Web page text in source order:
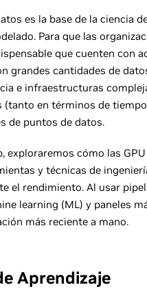
es la base de la ciencia
Para que las
que cuenten con
grandes cantidades de
e infraestructuras
(tanto en términos de
de puntos de datos.
exploraremos cómo las
y técnicas de
el rendimiento. Al usar
learning (ML) y paneles
más reciente a mano.
Aprendizaje